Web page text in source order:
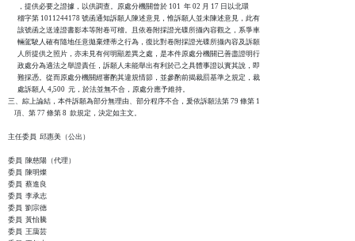
      ，提供必要之證據，以供調查。原處分機關曾於 101  年 02 月 17 日以北環
      稽字第 1011244178 號函通知訴願人陳述意見，惟訴願人並未陳述意見，此有
      該號函之送達證書影本等附卷可稽。且依卷附採證光碟所攝內容觀之，系爭車
      輛駕駛人確有隨地任意拋棄煙蒂之行為，復比對卷附採證光碟所攝內容及訴願
      人所提供之照片，亦未見有何明顯差異之處，是本件原處分機關已善盡證明行
      政處分為適法之舉證責任，訴願人未能舉出有利於己之具體事證以實其說，即
      難採憑。從而原處分機關經審酌其違規情節，並參酌前揭裁罰基準之規定，裁
      處訴願人 4,500  元，於法並無不合，原處分應予維持。
三、綜上論結，本件訴願為部分無理由、部分程序不合，爰依訴願法第 79 條第 1
    項、第 77 條第 8  款規定，決定如主文。
主任委員  邱惠美（公出）
委員  陳慈陽（代理）
委員  陳明燦
委員  蔡進良
委員  李承志
委員  劉宗德
委員  黃怡騰
委員  王藹芸